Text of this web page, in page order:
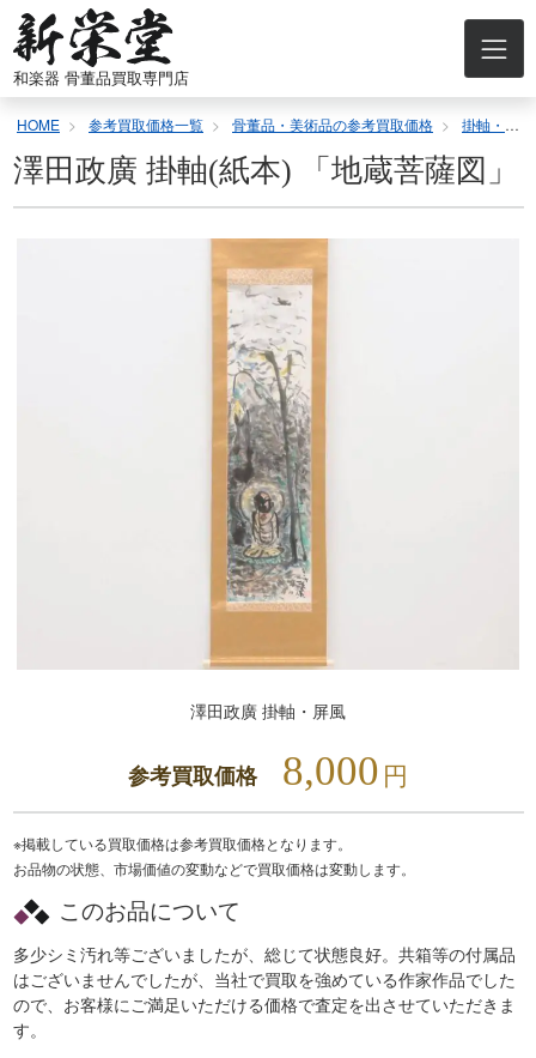
ン
ス
キ
ッ
和楽器 骨董品買取専門店
HOME 参考買取価格一覧 骨董品・美術品の参考買取価格 掛軸・屏風の参考買取価格
澤田政廣 掛軸(紙本) 「地蔵菩薩図」
澤田政廣 掛軸・屏風
参考買取価格 8,000 円
※掲載している買取価格は参考買取価格となります。
お品物の状態、市場価値の変動などで買取価格は変動します。
このお品について
多少シミ汚れ等ございましたが、総じて状態良好。共箱等の付属品
はございませんでしたが、当社で買取を強めている作家作品でした
ので、お客様にご満足いただける価格で査定を出させていただきま
す。